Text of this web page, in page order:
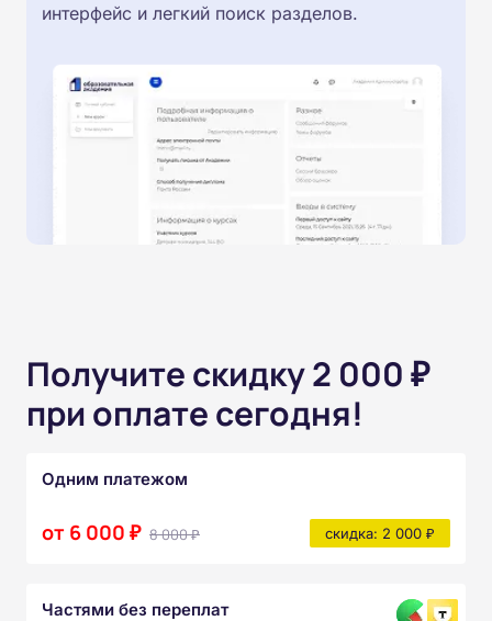
интерфейс и легкий поиск разделов.
Получите скидку 2 000 ₽
при оплате сегодня!
Одним платежом
от 6 000 ₽ 8 000 ₽ скидка: 2 000 ₽
Частями без переплат